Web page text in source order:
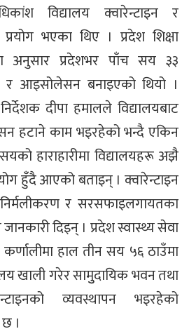
विद्यालय क्वारेन्टाइन र
भएका थिए । प्रदेश शिक्षा
अनुसार प्रदेशभर पाँच सय ३३
र आइसोलेसन बनाइएको थियो ।
दीपा हमालले विद्यालयबाट
हटाने काम भइरहेको भन्दै एकिन
हाराहारीमा विद्यालयहरू अझै
हुँदै आएको बताइन् । क्वारेन्टाइन
निर्मलीकरण र सरसफाइलगायतका
दिइन् । प्रदेश स्वास्थ्य सेवा
हाल तीन सय ५६ ठाउँमा
खाली गरेर सामुुदायिक भवन तथा
व्यवस्थापन भइरहेको
।